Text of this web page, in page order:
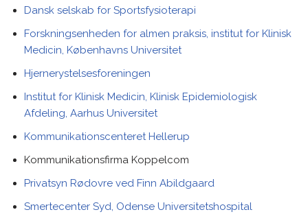
Dansk selskab for Sportsfysioterapi
Forskningsenheden for almen praksis, institut for Klinisk
Medicin, Københavns Universitet
Hjernerystelsesforeningen
Institut for Klinisk Medicin, Klinisk Epidemiologisk
Afdeling, Aarhus Universitet
Kommunikationscenteret Hellerup
Kommunikationsfirma Koppelcom
Privatsyn Rødovre ved Finn Abildgaard
Smertecenter Syd, Odense Universitetshospital